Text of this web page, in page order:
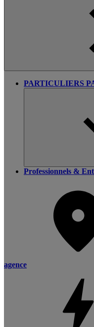
PARTICULIERS
Professionnels &
agence